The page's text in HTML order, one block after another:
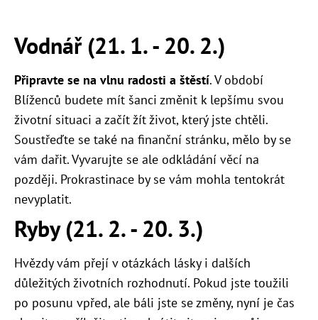
Vodnář (21. 1. - 20. 2.)
Připravte se na vlnu radosti a štěstí. V období
Blíženců budete mít šanci změnit k lepšímu svou
životní situaci a začít žít život, který jste chtěli.
Soustřeďte se také na finanční stránku, mělo by se
vám dařit. Vyvarujte se ale odkládání věcí na
později. Prokrastinace by se vám mohla tentokrát
nevyplatit.
Ryby (21. 2. - 20. 3.)
Hvězdy vám přejí v otázkách lásky i dalších
důležitých životních rozhodnutí. Pokud jste toužili
po posunu vpřed, ale báli jste se změny, nyní je čas